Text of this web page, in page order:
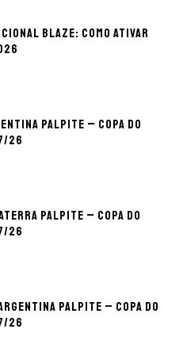
Blaze: como ativar
palpite – Copa do
26
palpite – Copa do
26
palpite – Copa do
26